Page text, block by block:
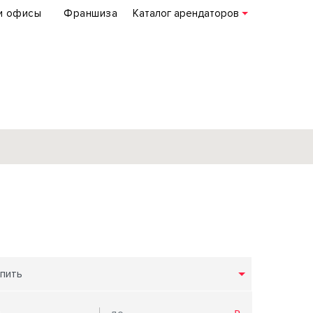
офисы Франшиза Каталог арендаторов